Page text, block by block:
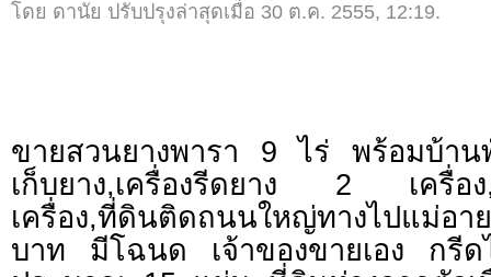
โดย ดานัย ปรับปรุงล่าสุดเมื่อ 30 ต.ค. 2555, 12:19.
ขายสวนยางพารา 9 ไร่ พร้อมบ้าน
เก็บยาง,เครื่องรีดยาง 2 เครื่อ
เครื่อง,ที่ดินติดถนนใหญ่ทางไปแม่
บาท มีโฉนด เจ้าของขายเอง ก